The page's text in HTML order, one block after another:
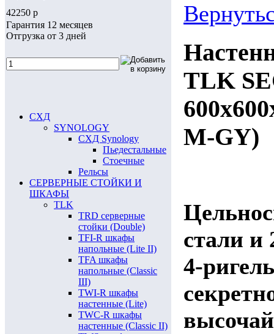
42250 p
Гарантия 12 месяцев
Отгрузка от 3 дней
СХД
SYNOLOGY
СХД Synology
Пьедестальные
Стоечные
Рельсы
СЕРВЕРНЫЕ СТОЙКИ И
ШКАФЫ
TLK
TRD серверные
стойки (Double)
TFI-R шкафы
напольные (Lite II)
TFA шкафы
напольные (Classic
III)
TWI-R шкафы
настенные (Lite)
TWC-R шкафы
настенные (Classic II)
TLK
M-GY)
стали и
4-